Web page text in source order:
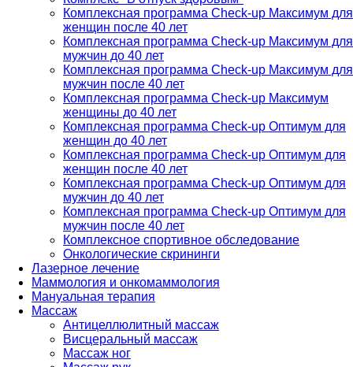
Комплексная программа Check-up Максимум для
женщин после 40 лет
Комплексная программа Check-up Максимум для
мужчин до 40 лет
Комплексная программа Check-up Максимум для
мужчин после 40 лет
Комплексная программа Check-up Максимум
женщины до 40 лет
Комплексная программа Check-up Оптимум для
женщин до 40 лет
Комплексная программа Check-up Оптимум для
женщин после 40 лет
Комплексная программа Check-up Оптимум для
мужчин до 40 лет
Комплексная программа Check-up Оптимум для
мужчин после 40 лет
Комплексное спортивное обследование
Онкологические скрининги
Лазерное лечение
Маммология и онкомаммология
Мануальная терапия
Массаж
Антицеллюлитный массаж
Висцеральный массаж
Массаж ног